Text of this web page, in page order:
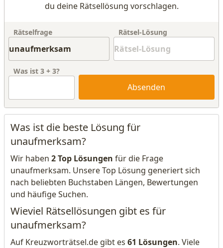
du deine Rätsellösung vorschlagen.
Rätselfrage Rätsel-Lösung
Was ist 3 + 3?
Absenden
Was ist die beste Lösung für
unaufmerksam?
Wir haben 2 Top Lösungen für die Frage
unaufmerksam. Unsere Top Lösung generiert sich
nach beliebten Buchstaben Längen, Bewertungen
und häufige Suchen.
Wieviel Rätsellösungen gibt es für
unaufmerksam?
Auf Kreuzworträtsel.de gibt es 61 Lösungen. Viele